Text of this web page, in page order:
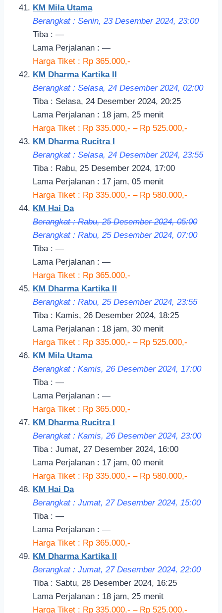
KM Mila Utama
Berangkat : Senin, 23 Desember 2024, 23:00
Tiba : —
Lama Perjalanan : —
Harga Tiket : Rp 365.000,-
KM Dharma Kartika II
Berangkat : Selasa, 24 Desember 2024, 02:00
Tiba : Selasa, 24 Desember 2024, 20:25
Lama Perjalanan : 18 jam, 25 menit
Harga Tiket : Rp 335.000,- – Rp 525.000,-
KM Dharma Rucitra I
Berangkat : Selasa, 24 Desember 2024, 23:55
Tiba : Rabu, 25 Desember 2024, 17:00
Lama Perjalanan : 17 jam, 05 menit
Harga Tiket : Rp 335.000,- – Rp 580.000,-
KM Hai Da
Berangkat : Rabu, 25 Desember 2024, 05:00
Berangkat : Rabu, 25 Desember 2024, 07:00
Tiba : —
Lama Perjalanan : —
Harga Tiket : Rp 365.000,-
KM Dharma Kartika II
Berangkat : Rabu, 25 Desember 2024, 23:55
Tiba : Kamis, 26 Desember 2024, 18:25
Lama Perjalanan : 18 jam, 30 menit
Harga Tiket : Rp 335.000,- – Rp 525.000,-
KM Mila Utama
Berangkat : Kamis, 26 Desember 2024, 17:00
Tiba : —
Lama Perjalanan : —
Harga Tiket : Rp 365.000,-
KM Dharma Rucitra I
Berangkat : Kamis, 26 Desember 2024, 23:00
Tiba : Jumat, 27 Desember 2024, 16:00
Lama Perjalanan : 17 jam, 00 menit
Harga Tiket : Rp 335.000,- – Rp 580.000,-
KM Hai Da
Berangkat : Jumat, 27 Desember 2024, 15:00
Tiba : —
Lama Perjalanan : —
Harga Tiket : Rp 365.000,-
KM Dharma Kartika II
Berangkat : Jumat, 27 Desember 2024, 22:00
Tiba : Sabtu, 28 Desember 2024, 16:25
Lama Perjalanan : 18 jam, 25 menit
Harga Tiket : Rp 335.000,- – Rp 525.000,-